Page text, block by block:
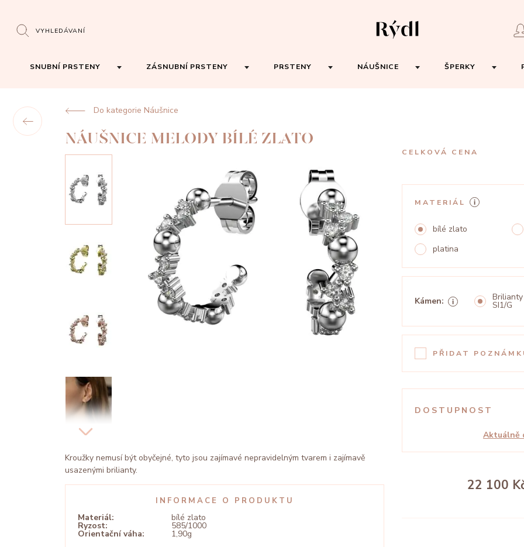
VYHLEDÁVANÍ
SNUBNÍ PRSTENY ZÁSNUBNÍ PRSTENY PRSTENY NÁUŠNICE ŠPERKY
Do kategorie Náušnice
NÁUŠNICE MELODY BÍLÉ ZLATO
Kroužky nemusí být obyčejné, tyto jsou zajímavé nepravidelným tvarem i zajímavě
usazenými brilianty.
INFORMACE O PRODUKTU
Materiál: bílé zlato
Ryzost: 585/1000
Orientační váha: 1,90g
CELKOVÁ CENA
MATERIÁL
bílé zlato
platina
Kámen: SI1/G
PŘIDAT
DOSTUPNOST
Aktuálně
22 100